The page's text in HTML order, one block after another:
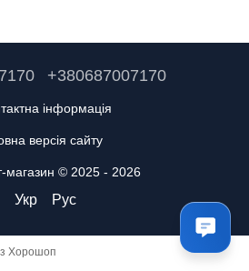
+380687007170
інформація
версія сайту
магазин © 2025 - 2026
Укр Рус
з Хорошоп